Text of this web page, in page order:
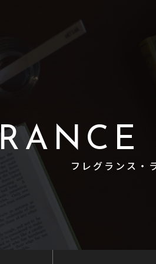
フレグランス・